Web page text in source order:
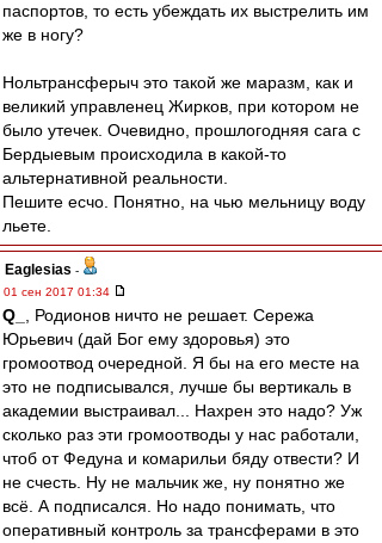
паспортов, то есть убеждать их выстрелить им
же в ногу?
Нольтрансферыч это такой же маразм, как и
великий управленец Жирков, при котором не
было утечек. Очевидно, прошлогодняя сага с
Бердыевым происходила в какой-то
альтернативной реальности.
Пешите есчо. Понятно, на чью мельницу воду
льете.
Eaglesias -
01 сен 2017 01:34
Q_
, Родионов ничто не решает. Сережа
Юрьевич (дай Бог ему здоровья) это
громоотвод очередной. Я бы на его месте на
это не подписывался, лучше бы вертикаль в
академии выстраивал... Нахрен это надо? Уж
сколько раз эти громоотводы у нас работали,
чтоб от Федуна и комарильи бяду отвести? И
не счесть. Ну не мальчик же, ну понятно же
всё. А подписался. Но надо понимать, что
оперативный контроль за трансферами в это